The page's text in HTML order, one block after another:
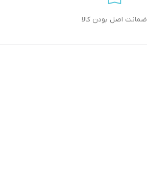
ضمانت اصل بودن کالا